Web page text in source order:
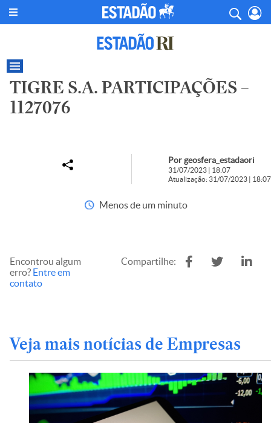
TIGRE S.A. PARTICIPAÇÕES –
1127076
Por geosfera_estadaori
31/07/2023 | 18:07
Atualização: 31/07/2023 | 18:07
Menos de um minuto
Encontrou algum
erro? Entre em
contato
Compartilhe:
Veja mais notícias de Empresas